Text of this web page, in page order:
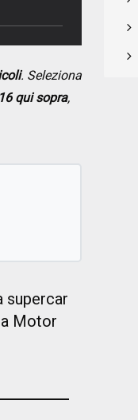
. Seleziona
qui sopra,
supercar
Motor